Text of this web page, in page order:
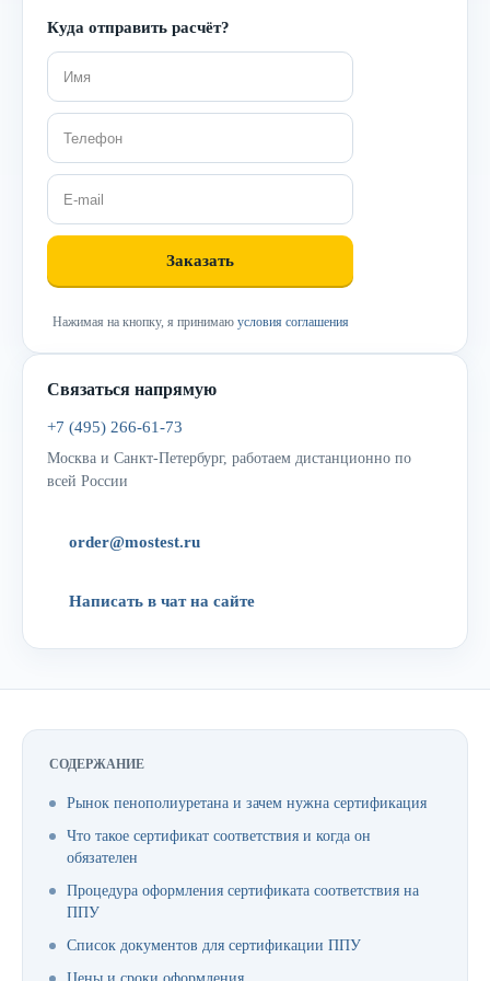
Куда отправить расчёт?
Нажимая на кнопку, я принимаю условия соглашения
Связаться напрямую
+7 (495) 266-61-73
Москва и Санкт-Петербург, работаем дистанционно по
всей России
order@mostest.ru
Написать в чат на сайте
СОДЕРЖАНИЕ
Рынок пенополиуретана и зачем нужна сертификация
Что такое сертификат соответствия и когда он
обязателен
Процедура оформления сертификата соответствия на
ППУ
Список документов для сертификации ППУ